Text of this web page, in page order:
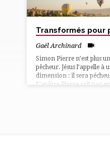
Transformés pour
Gaël Archinard
Simon Pierre n’est plus
pêcheur. Jésus l’appelle à
dimension : il sera
L’apôtre Pierre sait par